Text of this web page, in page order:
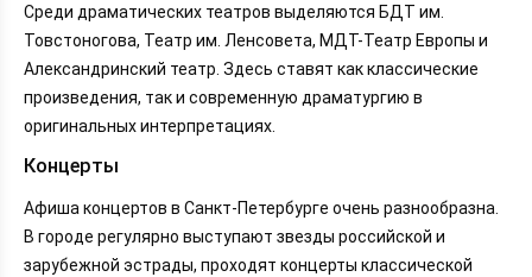
Среди драматических театров выделяются БДТ им.
Товстоногова, Театр им. Ленсовета, МДТ-Театр Европы и
Александринский театр. Здесь ставят как классические
произведения, так и современную драматургию в
оригинальных интерпретациях.
Концерты
Афиша концертов в Санкт-Петербурге очень разнообразна.
В городе регулярно выступают звезды российской и
зарубежной эстрады, проходят концерты классической